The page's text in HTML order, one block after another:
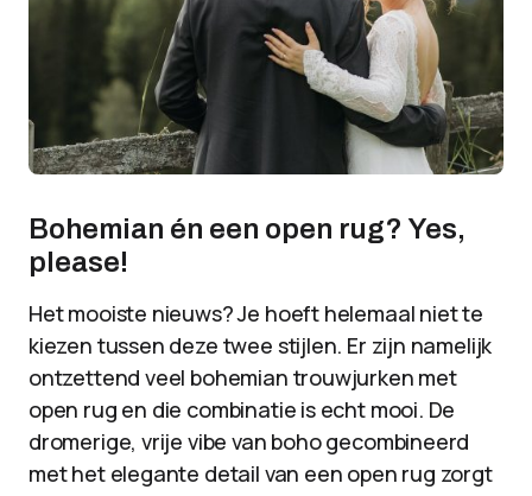
Bohemian én een open rug? Yes,
please!
Het mooiste nieuws? Je hoeft helemaal niet te
kiezen tussen deze twee stijlen. Er zijn namelijk
ontzettend veel bohemian trouwjurken met
open rug en die combinatie is echt mooi. De
dromerige, vrije vibe van boho gecombineerd
met het elegante detail van een open rug zorgt